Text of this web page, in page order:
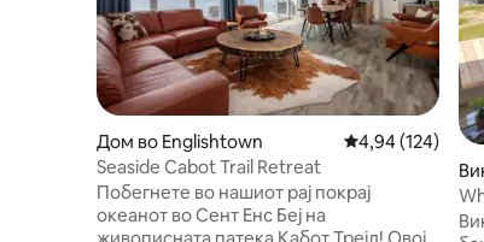
Дом во Englishtown Просечна
4,94 (124)
Seaside Cabot Trail Retreat
Побегнете во нашиот рај покрај
океанот во Сент Енс Беј на
ch